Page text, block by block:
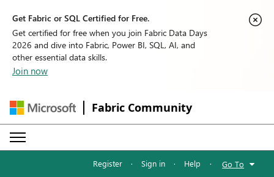
Get Fabric or SQL Certified for Free.
Get certified for free when you join Fabric Data Days
2026 and dive into Fabric, Power BI, SQL, AI, and
other essential data skills.
Join now
Fabric Community
Register · Sign in · Help · Go To